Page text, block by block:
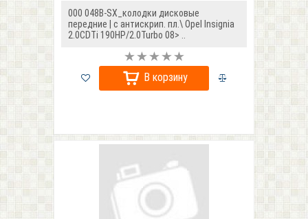
000 048B-SX_колодки дисковые
передние | с антискрип. пл.\ Opel Insignia
2.0CDTi 190HP/2.0Turbo 08> ..
В корзину